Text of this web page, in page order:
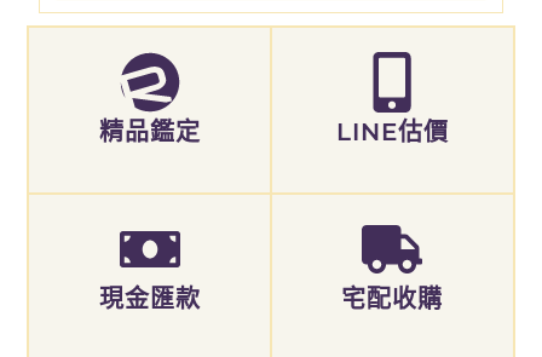
精品鑑定 LINE估價
現金匯款 宅配收購